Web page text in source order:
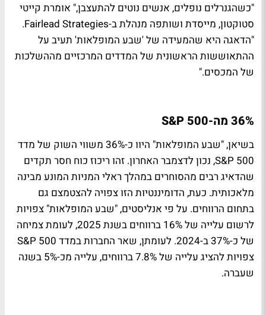
"כשהגנרלים נופלים, אנשים נוטים להתעצבן," אומרת קייטי
סטוקטון, מייסדת ושותפה מנהלת ב-Fairlead Strategies.
"הדאגה היא שהמעידה של 'שבע המופלאות' תעיב על
ההתאוששות הראשונית של המדדים המרכזיים מההשלכות
של המכסים."
36% מה-S&P 500
בשיאן, "שבע המופלאות" היוו כ-36% משווי השוק של מדד
S&P 500, נכון לדצמבר האחרון. זהו ריכוז כוח חסר תקדים
שהדאיג רבים מהסוחרים במהלך ראלי המניות המונע מבינה
מלאכותית. כעת, הדומיננטיות הזו צפויה להצטמצם גם
בתחום הרווחים. על פי אנליסטים, "שבע המופלאות" צפויות
לרשום עלייה של 16% ברווחים בשנת 2025, לעומת צמיחה
של כ-37% ב-2024. לעומתן, שאר החברות במדד S&P 500
צפויות להציג עלייה של 7.8% ברווחים, עלייה מכ-5% בשנה
שעברה.